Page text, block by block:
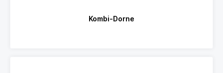
Kombi-Dorne